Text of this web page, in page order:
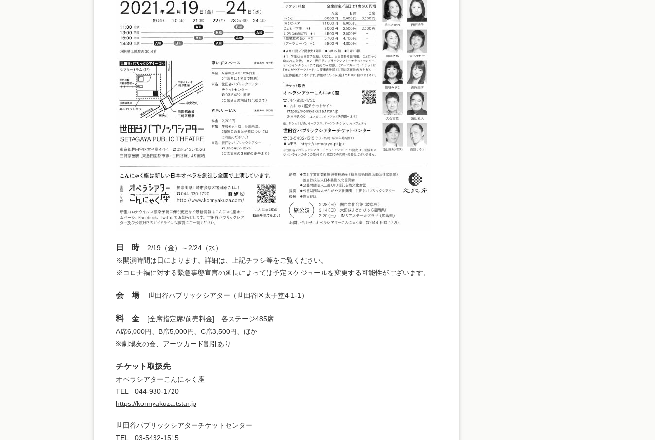
日 時 2/19（金）～2/24（水）
※開演時間は日によります。詳細は、上記チラシ等をご覧ください。
※コロナ禍に対する緊急事態宣言の延長によっては予定スケジュールを変更する可能性がございます。
会 場世田谷パブリックシアター（世田谷区太子堂4-1-1）
料 金 [全席指定席/前売料金] 各ステージ485席
A席6,000円、B席5,000円、C席3,500円、ほか
※劇場友の会、アーツカード割引あり
チケット取扱先
オペラシアターこんにゃく座
TEL 044-930-1720
https://konnyakuza.tstar.jp
世田谷パブリックシアターチケットセンター
TEL 03-5432-1515